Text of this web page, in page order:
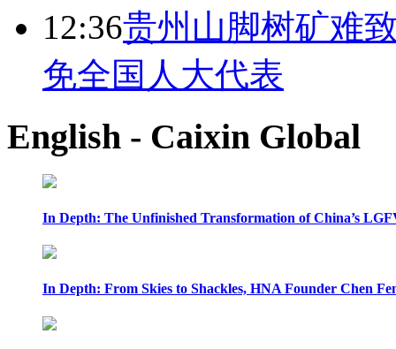
12:36贵州山脚树矿难
免全国人大代表
English - Caixin Global
In Depth: The Unfinished Transformation of China’s
In Depth: From Skies to Shackles, HNA Founder Chen